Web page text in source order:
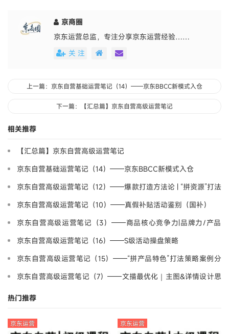
京商圈
京东运营总监，专注分享京东运营经验……
关 注
上一篇：京东自营基础运营笔记（14）——京东BBCC新模式入仓
下一篇：【汇总篇】京东自营高级运营笔记
相关推荐
【汇总篇】京东自营高级运营笔记
京东自营基础运营笔记（14）——京东BBCC新模式入仓
京东自营高级运营笔记（12）——爆款打造方法论 | “拼资源”打法
策略案例分享-野路子
京东自营高级运营笔记（10）——真假补贴活动鉴别（国补）
京东自营高级运营笔记（3）——商品核心竞争力|品牌力/产品
力/营销力
京东自营高级运营笔记（16）——S级活动操盘策略
京东自营高级运营笔记（15）——“拼产品特色”打法策略案例分
享-产品差异化
京东自营高级运营笔记（7）——文描最优化｜主图&详情设计思
热门推荐
京东运营 京东运营